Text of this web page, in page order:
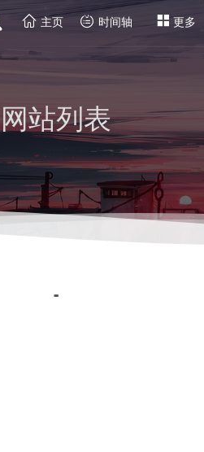
主页 时间轴 更多
网站列表
-